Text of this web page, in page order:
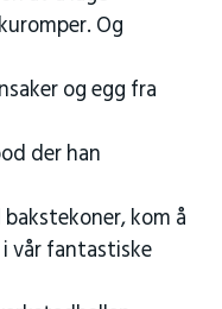
Og
og egg fra
der han
kom å
vår fantastiske